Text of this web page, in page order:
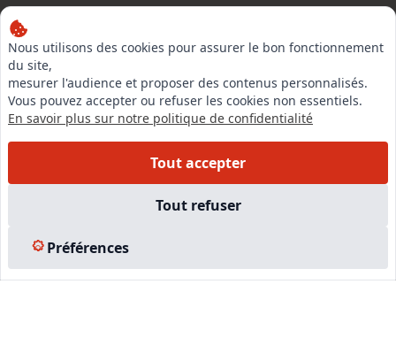
Nous utilisons des cookies pour assurer le bon fonctionnement
du site,
mesurer l'audience et proposer des contenus personnalisés.
Vous pouvez accepter ou refuser les cookies non essentiels.
En savoir plus sur notre politique de confidentialité
Tout accepter
Tout refuser
Préférences
LinkedIn
Instagram
Facebook
Nous rejoindre
Partenaires